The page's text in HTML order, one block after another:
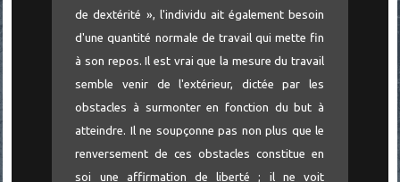
de dextérité », l'individu ait également besoin
d'une quantité normale de travail qui mette fin
à son repos. Il est vrai que la mesure du travail
semble venir de l'extérieur, dictée par les
obstacles à surmonter en fonction du but à
atteindre. Il ne soupçonne pas non plus que le
renversement de ces obstacles constitue en
soi une affirmation de liberté ; il ne voit